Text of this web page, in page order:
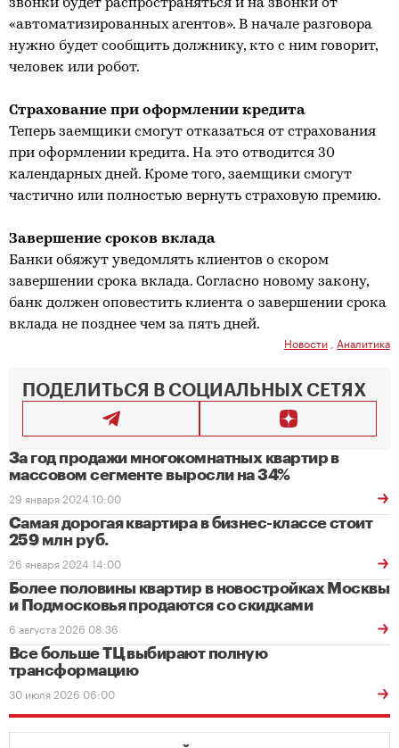
звонки будет распространяться и на звонки от
«автоматизированных агентов». В начале разговора
нужно будет сообщить должнику, кто с ним говорит,
человек или робот.
Страхование при оформлении кредита
Теперь заемщики смогут отказаться от страхования
при оформлении кредита. На это отводится 30
календарных дней. Кроме того, заемщики смогут
частично или полностью вернуть страховую премию.
Завершение сроков вклада
Банки обяжут уведомлять клиентов о скором
завершении срока вклада. Согласно новому закону,
банк должен оповестить клиента о завершении срока
вклада не позднее чем за пять дней.
Новости Аналитика
ПОДЕЛИТЬСЯ В СОЦИАЛЬНЫХ СЕТЯХ
За год продажи многокомнатных квартир в
массовом сегменте выросли на 34%
29 января 2024 10:00
Самая дорогая квартира в бизнес-классе стоит
259 млн руб.
26 января 2024 14:00
Более половины квартир в новостройках Москвы
и Подмосковья продаются со скидками
6 августа 2026 08:36
Все больше ТЦ выбирают полную
трансформацию
30 июля 2026 06:00